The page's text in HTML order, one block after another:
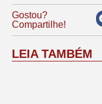
Gostou?
Compartilhe!
LEIA TAMBÉM